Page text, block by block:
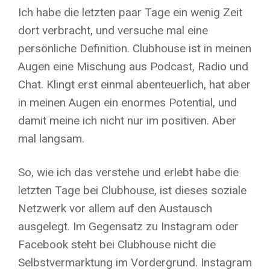
Ich habe die letzten paar Tage ein wenig Zeit
dort verbracht, und versuche mal eine
persönliche Definition. Clubhouse ist in meinen
Augen eine Mischung aus Podcast, Radio und
Chat. Klingt erst einmal abenteuerlich, hat aber
in meinen Augen ein enormes Potential, und
damit meine ich nicht nur im positiven. Aber
mal langsam.
So, wie ich das verstehe und erlebt habe die
letzten Tage bei Clubhouse, ist dieses soziale
Netzwerk vor allem auf den Austausch
ausgelegt. Im Gegensatz zu Instagram oder
Facebook steht bei Clubhouse nicht die
Selbstvermarktung im Vordergrund. Instagram